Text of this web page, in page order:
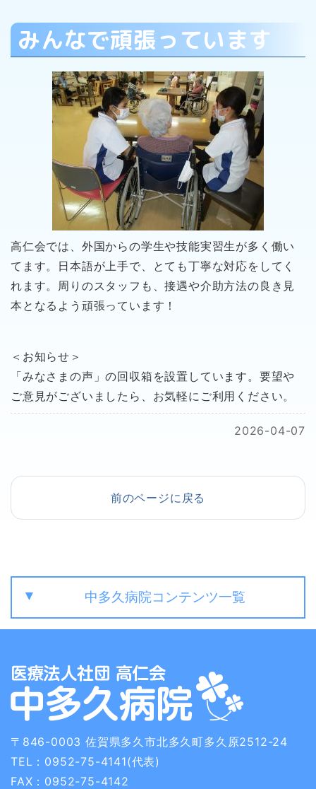
みんなで頑張っています
高仁会では、外国からの学生や技能実習生が多く働い
てます。日本語が上手で、とても丁寧な対応をしてく
れます。周りのスタッフも、接遇や介助方法の良き見
本となるよう頑張っています！
＜お知らせ＞
「みなさまの声」の回収箱を設置しています。要望や
ご意見がございましたら、お気軽にご利用ください。
2026-04-07
前のページに戻る
中多久病院コンテンツ一覧
〒846-0003 佐賀県多久市北多久町多久原2512-24
TEL：0952-75-4141(代表)
FAX：0952-75-4142